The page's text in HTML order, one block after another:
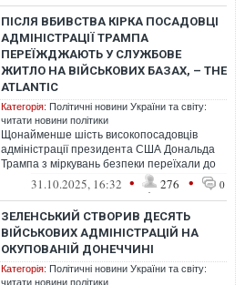
ПІСЛЯ ВБИВСТВА КІРКА ПОСАДОВЦІ
АДМІНІСТРАЦІЇ ТРАМПА
ПЕРЕЇЖДЖАЮТЬ У СЛУЖБОВЕ
ЖИТЛО НА ВІЙСЬКОВИХ БАЗАХ, – THE
ATLANTIC
Категорія: Політичні новини України та світу:
читати новини політики
Щонайменше шість високопосадовців
адміністрації президента США Дональда
Трампа з міркувань безпеки переїхали до
службового житла на військових базах п...
31.10.2025, 16:32 • 276 • 0
ЗЕЛЕНСЬКИЙ СТВОРИВ ДЕСЯТЬ
ВІЙСЬКОВИХ АДМІНІСТРАЦІЙ НА
ОКУПОВАНІЙ ДОНЕЧЧИНІ
Категорія: Політичні новини України та світу:
читати новини політики